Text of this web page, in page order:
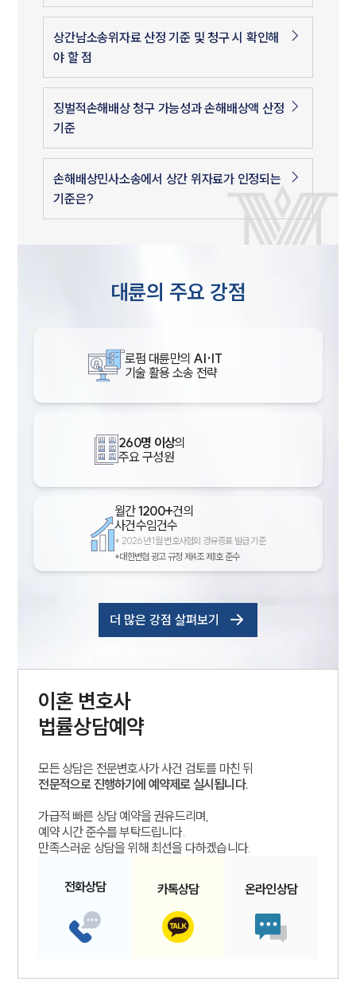
상간남소송위자료 산정 기준 및 청구 시 확인해
야 할 점
징벌적손해배상 청구 가능성과 손해배상액 산정
기준
손해배상민사소송에서 상간 위자료가 인정되는
기준은?
대륜의 주요 강점
로펌 대륜만의 AI·IT
기술 활용 소송 전략
260명 이상의
주요 구성원
월간1200+건의
사건수임건수
* 2026년 1월 변호사협회 경유증표 발급 기준
*대한변협 광고 규정 제4조 제1호 준수
더 많은 강점 살펴보기
이혼 변호사
법률상담예약
모든 상담은 전문변호사가 사건 검토를 마친 뒤
전문적으로 진행하기에 예약제로 실시됩니다.
가급적 빠른 상담 예약을 권유드리며,
예약 시간 준수를 부탁드립니다.
만족스러운 상담을 위해 최선을 다하겠습니다.
전화상담 카톡상담 온라인상담